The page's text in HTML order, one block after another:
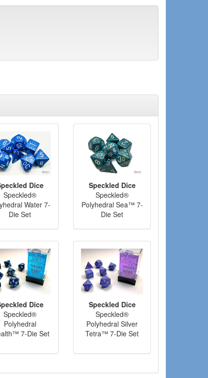
Dice
Speckled®
Water 7-
Die Set
Speckled Dice
Speckled®
Polyhedral Sea™ 7-
Die Set
Dice
Speckled®
Polyhedral
7-Die Set
Speckled Dice
Speckled®
Polyhedral Silver
Tetra™ 7-Die Set